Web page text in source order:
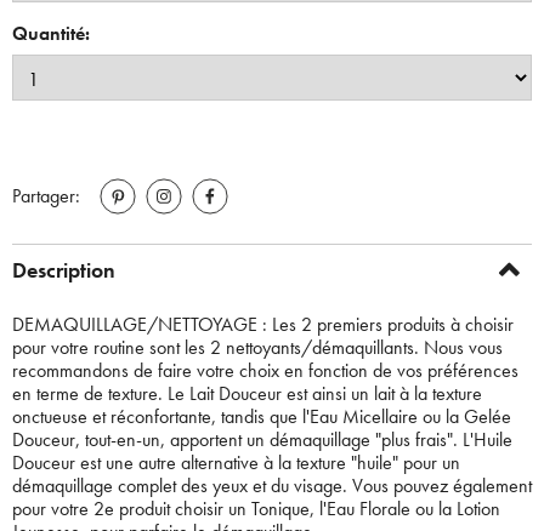
Quantité:
Partager:
Description
DEMAQUILLAGE/NETTOYAGE : Les 2 premiers produits à choisir
pour votre routine sont les 2 nettoyants/démaquillants. Nous vous
recommandons de faire votre choix en fonction de vos préférences
en terme de texture. Le Lait Douceur est ainsi un lait à la texture
onctueuse et réconfortante, tandis que l'Eau Micellaire ou la Gelée
Douceur, tout-en-un, apportent un démaquillage "plus frais". L'Huile
Douceur est une autre alternative à la texture "huile" pour un
démaquillage complet des yeux et du visage. Vous pouvez également
pour votre 2e produit choisir un Tonique, l'Eau Florale ou la Lotion